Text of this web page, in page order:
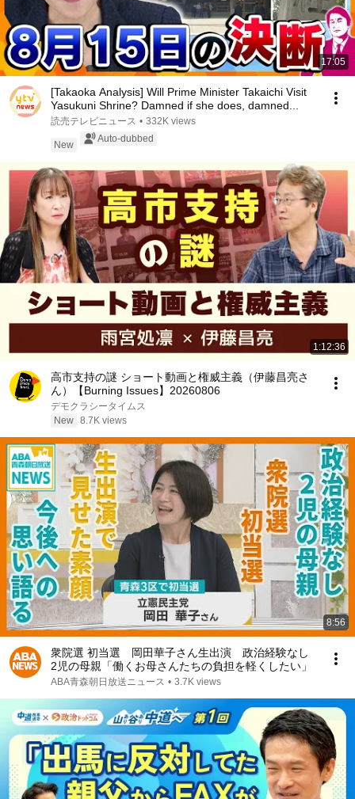
17:05
[Takaoka Analysis] Will Prime Minister Takaichi Visit
Yasukuni Shrine? Damned if she does, damned...
読売テレビニュース • 332K views
New
Auto-dubbed
1:12:36
高市支持の謎 ショート動画と権威主義（伊藤昌亮さ
ん）【Burning Issues】20260806
デモクラシータイムス
New 8.7K views
8:56
衆院選 初当選 岡田華子さん生出演 政治経験なし
2児の母親「働くお母さんたちの負担を軽くしたい」
ABA青森朝日放送ニュース • 3.7K views